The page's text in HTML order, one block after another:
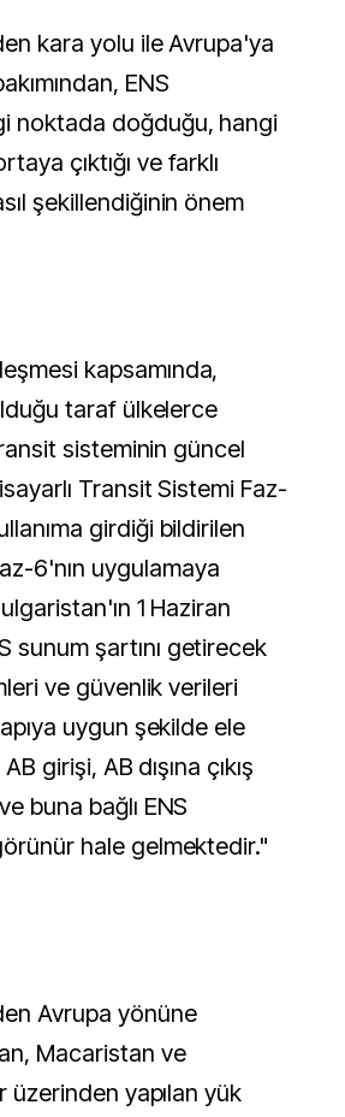
kara yolu ile Avrupa'ya
ENS
noktada doğduğu, hangi
çıktığı ve farklı
şekillendiğinin önem
kapsamında,
taraf ülkelerce
sisteminin güncel
Transit Sistemi Faz-
girdiği bildirilen
6'nın uygulamaya
1 Haziran
sunum şartını getirecek
ve güvenlik verileri
uygun şekilde ele
girişi, AB dışına çıkış
buna bağlı ENS
hale gelmektedir."
Avrupa yönüne
Macaristan ve
üzerinden yapılan yük